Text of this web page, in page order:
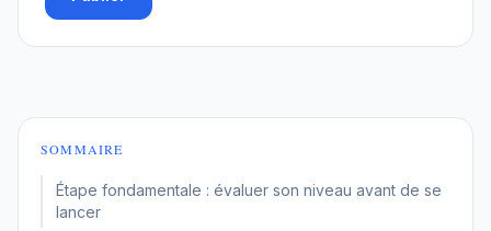
SOMMAIRE
Étape fondamentale : évaluer son niveau avant de se
lancer